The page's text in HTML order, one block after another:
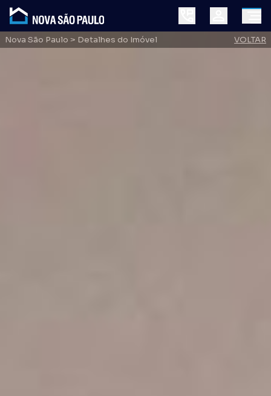
Nova São Paulo > Detalhes do Imóvel VOLTAR